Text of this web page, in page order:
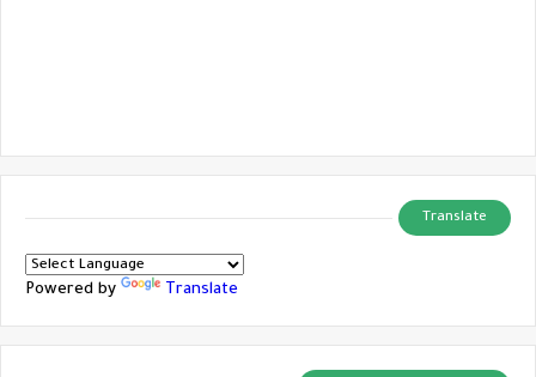
Translate
Powered by Translate